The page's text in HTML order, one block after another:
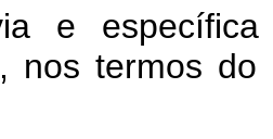
e específica
nos termos